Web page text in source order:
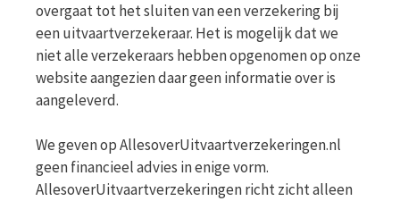
overgaat tot het sluiten van een verzekering bij
een uitvaartverzekeraar. Het is mogelijk dat we
niet alle verzekeraars hebben opgenomen op onze
website aangezien daar geen informatie over is
aangeleverd.
We geven op AllesoverUitvaartverzekeringen.nl
geen financieel advies in enige vorm.
AllesoverUitvaartverzekeringen richt zicht alleen